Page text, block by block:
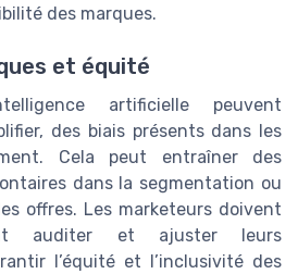
des marques.
et équité
artificielle peuvent
des biais présents dans les
Cela peut entraîner des
dans la segmentation ou
offres. Les marketeurs doivent
auditer et ajuster leurs
l’équité et l’inclusivité des